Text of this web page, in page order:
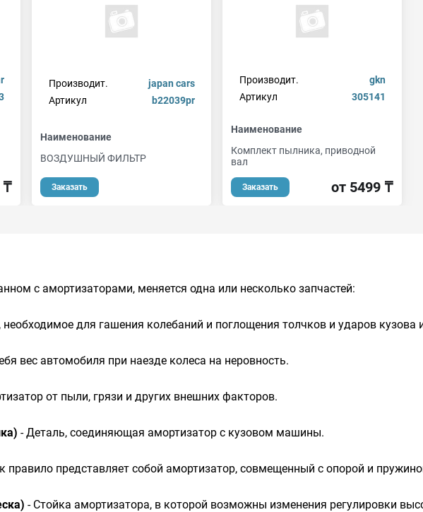
₸
Производит.
japan cars
Артикул
b22039pr
Наименование
ВОЗДУШНЫЙ ФИЛЬТР
Заказать
Производит.
gkn
Артикул
305141
Наименование
Комплект пылника, приводной
вал
Заказать от 5499 ₸
с амортизаторами, меняется одна или несколько запчастей:
необходимое для гашения колебаний и поглощения толчков и ударов кузова
вес автомобиля при наезде колеса на неровность.
от пыли, грязи и других внешних факторов.
- Деталь, соединяющая амортизатор с кузовом машины.
правило представляет собой амортизатор, совмещенный с опорой и
- Стойка амортизатора, в которой возможны изменения регулировки